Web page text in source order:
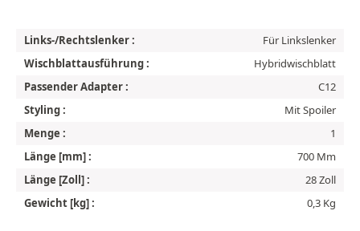
Links-/Rechtslenker :
Für Linkslenker
Wischblattausführung :
Hybridwischblatt
Passender Adapter :
C12
Styling :
Mit Spoiler
Menge :
1
Länge [mm] :
700 Mm
Länge [Zoll] :
28 Zoll
Gewicht [kg] :
0,3 Kg